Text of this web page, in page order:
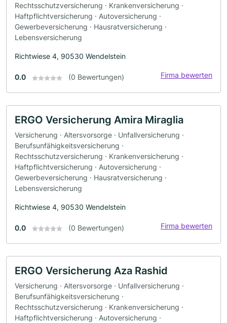
Rechtsschutzversicherung · Krankenversicherung ·
Haftpflichtversicherung · Autoversicherung ·
Gewerbeversicherung · Hausratversicherung ·
Lebensversicherung
Richtwiese 4, 90530 Wendelstein
0.0 (0 Bewertungen) Firma bewerten
ERGO Versicherung Amira Miraglia
Versicherung · Altersvorsorge · Unfallversicherung ·
Berufsunfähigkeitsversicherung ·
Rechtsschutzversicherung · Krankenversicherung ·
Haftpflichtversicherung · Autoversicherung ·
Gewerbeversicherung · Hausratversicherung ·
Lebensversicherung
Richtwiese 4, 90530 Wendelstein
0.0 (0 Bewertungen) Firma bewerten
ERGO Versicherung Aza Rashid
Versicherung · Altersvorsorge · Unfallversicherung ·
Berufsunfähigkeitsversicherung ·
Rechtsschutzversicherung · Krankenversicherung ·
Haftpflichtversicherung · Autoversicherung ·